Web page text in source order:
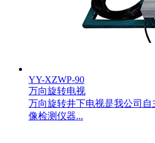
YY-XZWP-90
万向旋转电视
万向旋转井下电视是我公司
像检测仪器...